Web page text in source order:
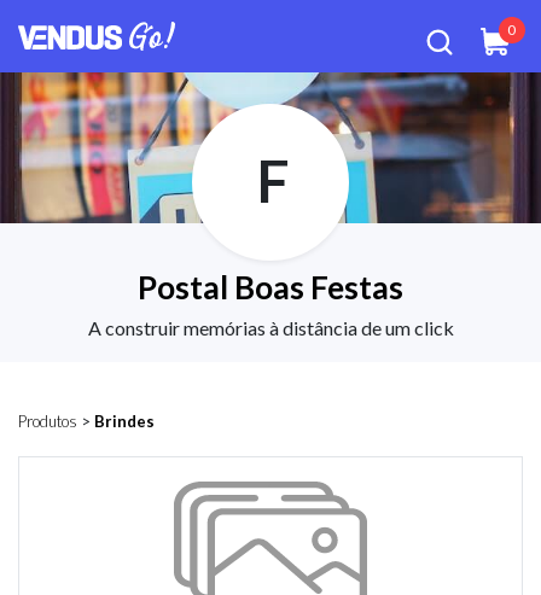
0
F
Postal Boas Festas
A construir memórias à distância de um click
Produtos > Brindes